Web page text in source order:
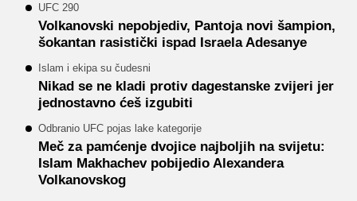
UFC 290
Volkanovski nepobjediv, Pantoja novi šampion,
šokantan rasistički ispad Israela Adesanye
Islam i ekipa su čudesni
Nikad se ne kladi protiv dagestanske zvijeri jer
jednostavno ćeš izgubiti
Odbranio UFC pojas lake kategorije
Meč za pamćenje dvojice najboljih na svijetu:
Islam Makhachev pobijedio Alexandera
Volkanovskog